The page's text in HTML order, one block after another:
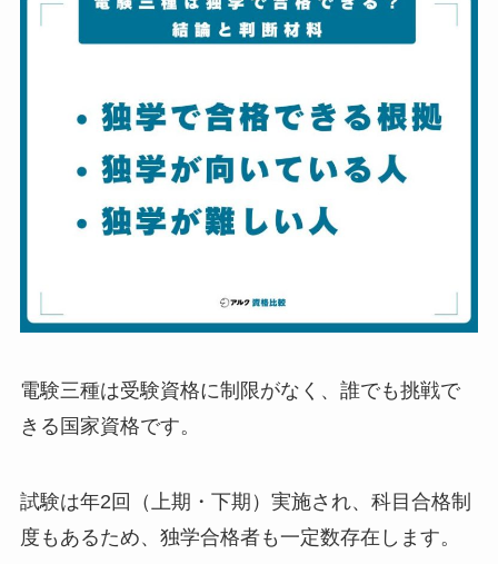
電験三種は受験資格に制限がなく、誰でも挑戦で
きる国家資格です。
試験は年2回（上期・下期）実施され、科目合格制
度もあるため、独学合格者も一定数存在します。